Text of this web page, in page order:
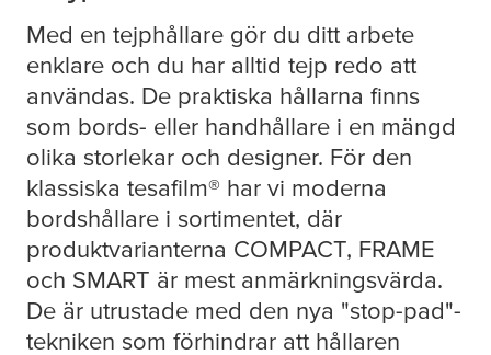
Med en tejphållare gör du ditt arbete
enklare och du har alltid tejp redo att
användas. De praktiska hållarna finns
som bords- eller handhållare i en mängd
olika storlekar och designer. För den
klassiska tesafilm® har vi moderna
bordshållare i sortimentet, där
produktvarianterna COMPACT, FRAME
och SMART är mest anmärkningsvärda.
De är utrustade med den nya "stop-pad"-
tekniken som förhindrar att hållaren